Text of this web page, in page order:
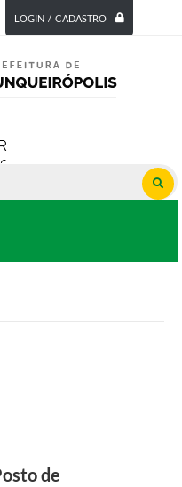
LOGIN / CADASTRO
de